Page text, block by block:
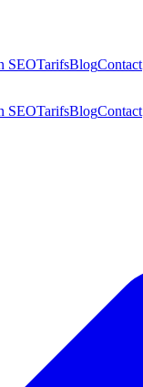
SEOTarifsBlogContact
SEOTarifsBlogContact